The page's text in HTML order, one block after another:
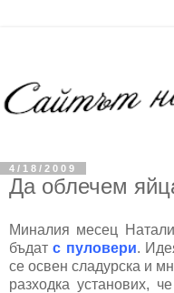
4/18/2009
Да облечем
Миналия месец
бъдатс пуловери.
се освен сладурска и
разходка установих,